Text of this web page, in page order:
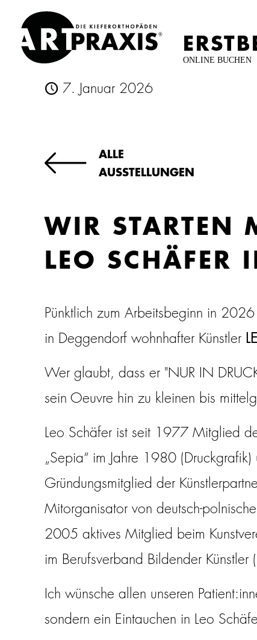
ONLINE BUCHEN
7. Januar 2026
ALLE
AUSSTELLUNGEN
WIR
LEO SCHÄFER
Pünktlich zum Arbeitsbeginn in
in Deggendorf wohnhafter Künstler
Wer glaubt, dass er "NUR IN
sein Oeuvre hin zu kleinen bis
Leo Schäfer ist seit 1977 Mitglied
„Sepia“ im Jahre 1980
Gründungsmitglied der
Mitorganisator von deutsch-
2005 aktives Mitglied beim
im Berufsverband Bildender Künstler
Ich wünsche allen unseren
sondern ein Eintauchen in Leo